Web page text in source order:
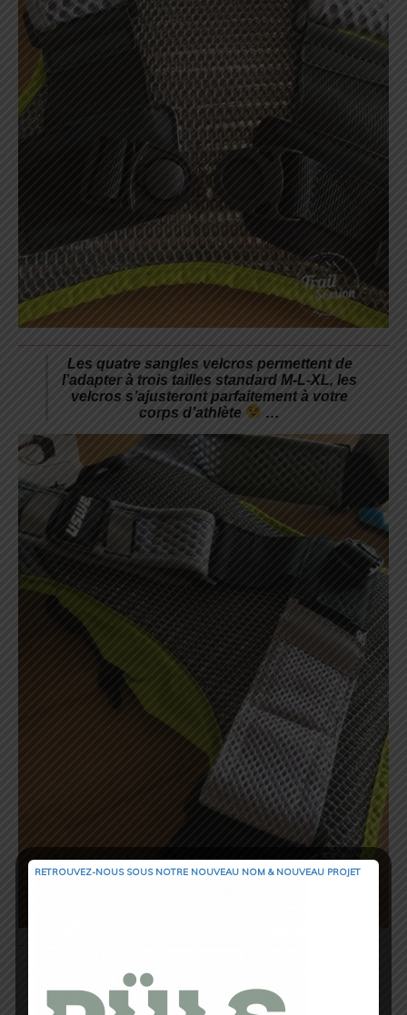
Les quatre sangles velcros permettent de
l’adapter à trois tailles standard M-L-XL, les
velcros s’ajusteront parfaitement à votre
corps d’athlète
…
marque Suédoise baptisée
Dancing Monkey », qui se caractérise avec
RETROUVEZ-NOUS SOUS NOTRE NOUVEAU NOM & NOUVEAU PROJET